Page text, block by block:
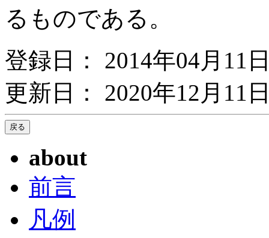
るものである。
登録日： 2014年04月11
更新日： 2020年12月11
about
前言
凡例